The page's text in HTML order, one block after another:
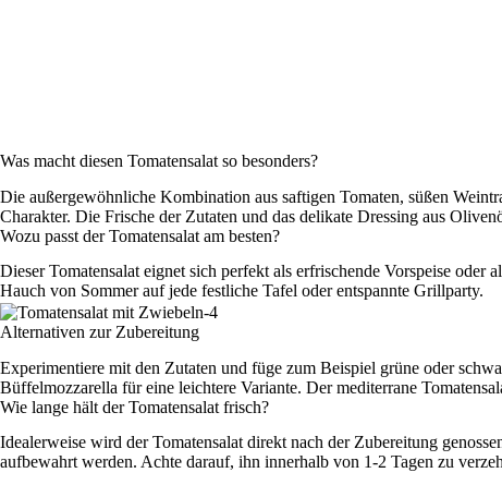
Was macht diesen Tomatensalat so besonders?
Die außergewöhnliche Kombination aus saftigen Tomaten, süßen
Charakter. Die Frische der Zutaten und das delikate Dressing aus
Wozu passt der Tomatensalat am besten?
Dieser Tomatensalat eignet sich perfekt als erfrischende Vorspeise
Hauch von Sommer auf jede festliche Tafel oder entspannte Grillparty.
Alternativen zur Zubereitung
Experimentiere mit den Zutaten und füge zum Beispiel grüne oder
Büffelmozzarella für eine leichtere Variante. Der mediterrane
Wie lange hält der Tomatensalat frisch?
Idealerweise wird der Tomatensalat direkt nach der Zubereitung
aufbewahrt werden. Achte darauf, ihn innerhalb von 1-2 Tagen zu